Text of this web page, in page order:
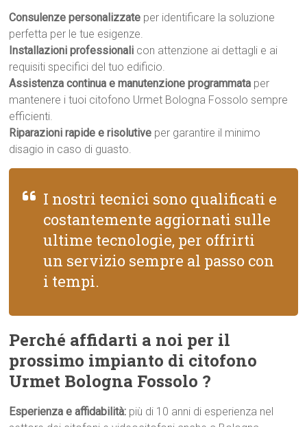
Consulenze personalizzate per identificare la soluzione
perfetta per le tue esigenze.
Installazioni professionali con attenzione ai dettagli e ai
requisiti specifici del tuo edificio.
Assistenza continua e manutenzione programmata per
mantenere i tuoi citofono Urmet Bologna Fossolo sempre
efficienti.
Riparazioni rapide e risolutive per garantire il minimo
disagio in caso di guasto.
I nostri tecnici sono qualificati e
costantemente aggiornati sulle
ultime tecnologie, per offrirti
un servizio sempre al passo con
i tempi.
Perché affidarti a noi per il
prossimo impianto di citofono
Urmet Bologna Fossolo ?
Esperienza e affidabilità: più di 10 anni di esperienza nel